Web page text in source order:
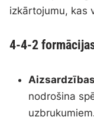
izkārtojumu, kas
4-4-2
nodrošina